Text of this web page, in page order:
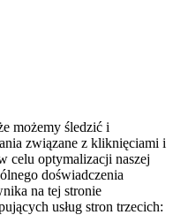
możemy śledzić i
związane z kliknięciami i
celu optymalizacji naszej
doświadczenia
na tej stronie
usług stron trzecich: